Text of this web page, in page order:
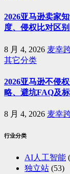
2026亚马逊卖家
度、侵权比对区
8 月 4, 2026 麦幸
其它分类
2026亚马逊不侵
略、避坑FAQ及
8 月 4, 2026 麦幸
行业分类
AI人工智能
独立站 (53)